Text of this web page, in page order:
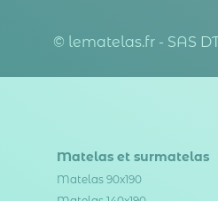
© lematelas.fr - SAS
Matelas et surmatelas
Matelas 90x190